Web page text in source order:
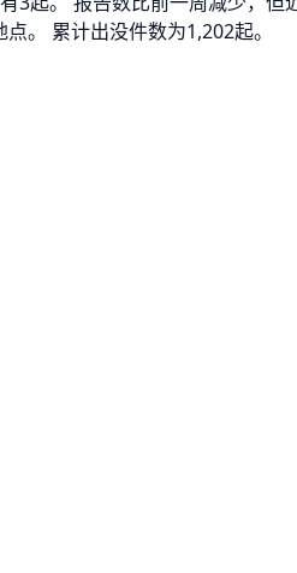
。 累计出没件数为1,202起。